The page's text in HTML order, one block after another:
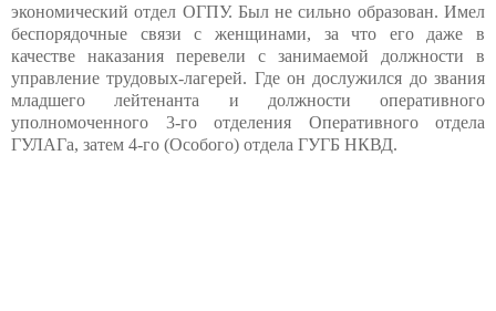
экономический отдел ОГПУ. Был не сильно образован. Имел
беспорядочные связи с женщинами, за что его даже в
качестве наказания перевели с занимаемой должности в
управление трудовых-лагерей. Где он дослужился до звания
младшего лейтенанта и должности оперативного
уполномоченного 3-го отделения Оперативного отдела
ГУЛАГа, затем 4-го (Особого) отдела ГУГБ НКВД.